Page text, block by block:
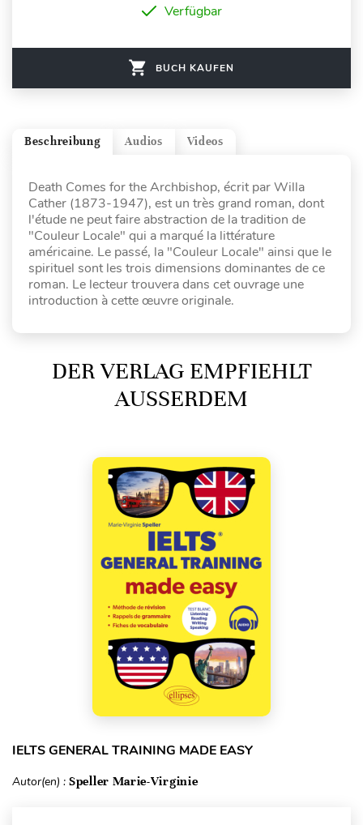
Verfügbar
BUCH KAUFEN
Videos
Audios
Beschreibung
Death Comes for the Archbishop, écrit par Willa
Cather (1873-1947), est un très grand roman, dont
l'étude ne peut faire abstraction de la tradition de
"Couleur Locale" qui a marqué la littérature
américaine. Le passé, la "Couleur Locale" ainsi que le
spirituel sont les trois dimensions dominantes de ce
roman. Le lecteur trouvera dans cet ouvrage une
introduction à cette œuvre originale.
DER VERLAG EMPFIEHLT
AUSSERDEM
IELTS GENERAL TRAINING MADE EASY
Autor(en) : Speller Marie-Virginie